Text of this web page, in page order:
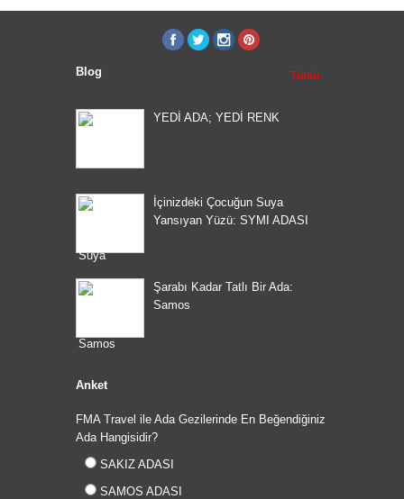
Blog Tümü
YEDİ ADA; YEDİ RENK
İçinizdeki Çocuğun Suya
Yansıyan Yüzü: SYMI ADASI
Şarabı Kadar Tatlı Bir Ada:
Samos
Anket
FMA Travel ile Ada Gezilerinde En Beğendiğiniz
Ada Hangisidir?
SAKIZ ADASI
SAMOS ADASI